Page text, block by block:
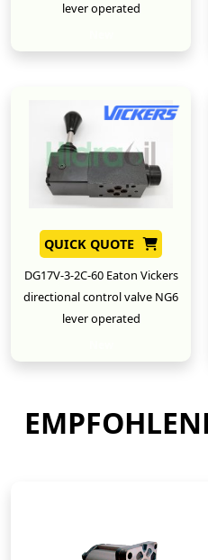
lever operated
QUICK QUOTE
DG17V-3-2C-60 Eaton Vickers
directional control valve NG6
lever operated